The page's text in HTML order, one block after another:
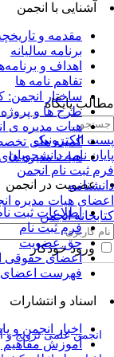
آشنایی با انجمن
مقدمه و
برنامه سالیانه
اهداف و برنامه‌ها
تفاهم نامه ها
ساختار انجمن:
طرح ها و پروژه
هیات مدیره ی
کمیته های
هیات مدیره های
عضویت در انجمن
اطلاعات ثبت نام
فرم ثبت نام
حق عضویت
اعضای حقوقی
فهرست اعضای
اسناد و انتشارات
اخبار انجمن و
آموزش مفاهیم
پایگاه
الکترونیک
نامه دانشجویان
ثبت نام انجمن
هیات مدیره
انجمن
ورود خودکار
انجمن علمی ترویج و